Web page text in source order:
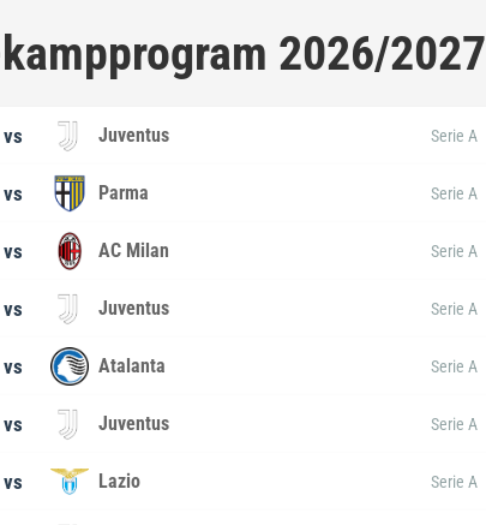
2026/2027
vs Juventus Serie A
vs Parma Serie A
vs AC Milan Serie A
vs Juventus Serie A
vs Atalanta Serie A
vs Juventus Serie A
vs Lazio Serie A